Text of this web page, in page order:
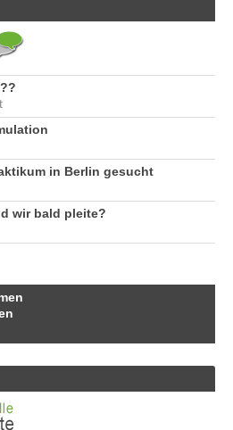
in Berlin gesucht
wir bald pleite?